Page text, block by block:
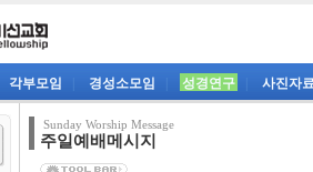
각부모임 경성소모임 성경연구 사진자
Sunday Worship Message
주일예배메시지